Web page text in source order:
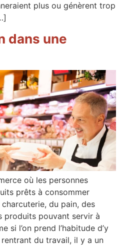
plus ou génèrent trop
dans une
où les personnes
prêts à consommer
du pain, des
produits pouvant servir à
si l’on prend l’habitude d’y
du travail, il y a un